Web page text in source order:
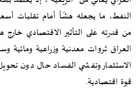
النفط، ما يجعله هشّاً أمام تقلبات
من قدرته على التأثير الاقتصادي خارج
العراق ثروات معدنية وزراعية ومائية
الاستثمار وتفشي الفساد حال دون
قوة اقتصادية.